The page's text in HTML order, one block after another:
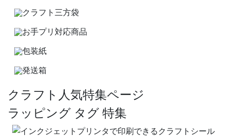
クラフト三方袋
お手プリ対応商品
包装紙
発送箱
クラフト人気特集ページ
ラッピング タグ 特集